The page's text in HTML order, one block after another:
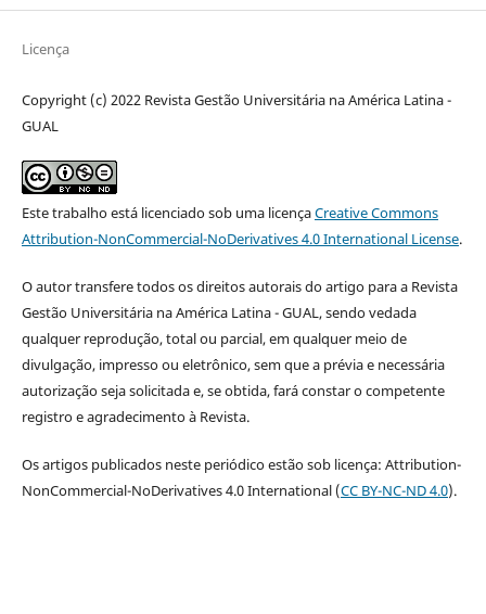
Licença
Copyright (c) 2022 Revista Gestão Universitária na América Latina -
GUAL
Este trabalho está licenciado sob uma licençaCreative Commons
Attribution-NonCommercial-NoDerivatives 4.0 International License.
O autor transfere todos os direitos autorais do artigo para a Revista
Gestão Universitária na América Latina - GUAL, sendo vedada
qualquer reprodução, total ou parcial, em qualquer meio de
divulgação, impresso ou eletrônico, sem que a prévia e necessária
autorização seja solicitada e, se obtida, fará constar o competente
registro e agradecimento à Revista.
Os artigos publicados neste periódico estão sob licença: Attribution-
NonCommercial-NoDerivatives 4.0 International (CC BY-NC-ND 4.0).